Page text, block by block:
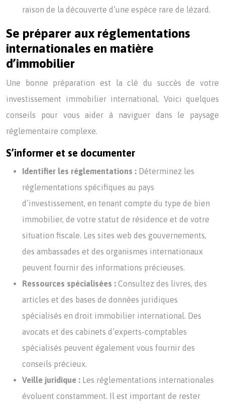
raison de la découverte d’une espèce rare de lézard.
Se préparer aux réglementations
internationales en matière
d’immobilier
Une bonne préparation est la clé du succès de votre
investissement immobilier international. Voici quelques
conseils pour vous aider à naviguer dans le paysage
réglementaire complexe.
S’informer et se documenter
Identifier les réglementations : Déterminez les
réglementations spécifiques au pays
d’investissement, en tenant compte du type de bien
immobilier, de votre statut de résidence et de votre
situation fiscale. Les sites web des gouvernements,
des ambassades et des organismes internationaux
peuvent fournir des informations précieuses.
Ressources spécialisées : Consultez des livres, des
articles et des bases de données juridiques
spécialisés en droit immobilier international. Des
avocats et des cabinets d’experts-comptables
spécialisés peuvent également vous fournir des
conseils précieux.
Veille juridique : Les réglementations internationales
évoluent constamment. Il est important de rester